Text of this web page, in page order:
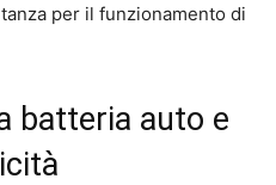
per il funzionamento di
batteria auto e